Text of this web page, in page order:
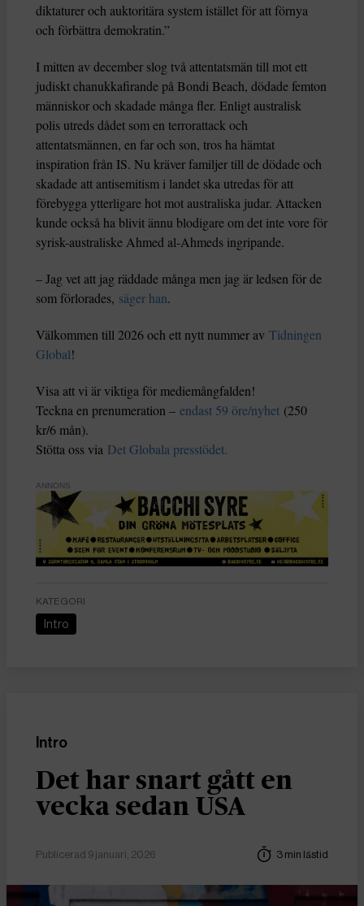
diktaturer och auktoritära system istället för att förnya
och förbättra demokratin.”
I mitten av december slog två attentatsmän till mot ett
judiskt chanukkafirande på Bondi Beach, dödade femton
människor och skadade många fler. Enligt australisk
polis utreds dådet som en terrorattack och
attentatsmännen, en far och son, tros ha hämtat
inspiration från IS. Nu kräver familjer till de dödade och
skadade att antisemitism i landet ska utredas för att
förebygga ytterligare hot mot australiska judar. Attacken
kunde också ha blivit ännu blodigare om det inte vore för
syrisk-australiske Ahmed al-Ahmeds ingripande.
– Jag vet att jag räddade många men jag är ledsen för de
som förlorades, säger han.
Välkommen till 2026 och ett nytt nummer av Tidningen
Global!
Visa att vi är viktiga för mediemångfalden!
Teckna en prenumeration – endast 59 öre/nyhet (250
kr/6 mån).
Stötta oss via Det Globala presstödet.
ANNONS
KATEGORI
Intro
Intro
Det har snart gått en
vecka sedan USA
Publicerad 9 januari, 2026 3 min lästid